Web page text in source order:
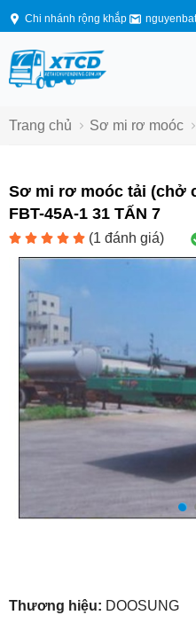
Chi nhánh rộng khắp
Trang chủ Sơ mi rơ moóc
Sơ mi rơ moóc tải (chở
FBT-45A-1 31 TẤN 7
(1 đánh giá)
Thương hiệu: DOOSUNG